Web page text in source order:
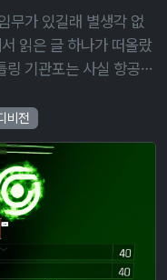
무가 있길래 별생각 없
읽은 글 하나가 떠올랐
기관포는 사실 항공우
비전